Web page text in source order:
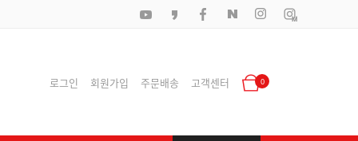
로그인 회원가입 주문배송 고객센터 0